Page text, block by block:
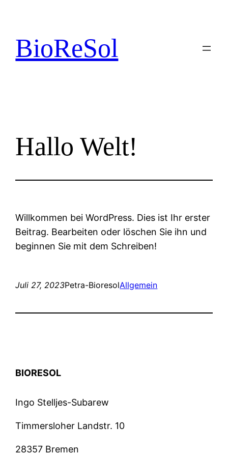
springen
BioReSol
Hallo Welt!
Willkommen bei WordPress. Dies ist Ihr erster
Beitrag. Bearbeiten oder löschen Sie ihn und
beginnen Sie mit dem Schreiben!
Juli 27, 2023Petra-BioresolAllgemein
BIORESOL
Ingo Stelljes-Subarew
Timmersloher Landstr. 10
28357 Bremen